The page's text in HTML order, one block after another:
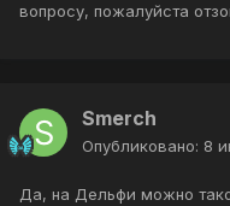
вопросу, пожалуйста
Smerch
Опубликовано: 8
Да, на Дельфи можно